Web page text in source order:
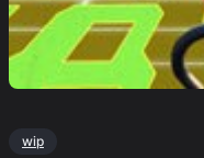
wip